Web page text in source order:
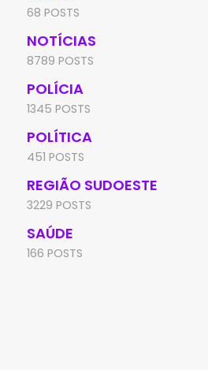
68 POSTS
NOTÍCIAS
8789 POSTS
POLÍCIA
1345 POSTS
POLÍTICA
451 POSTS
REGIÃO SUDOESTE
3229 POSTS
SAÚDE
166 POSTS